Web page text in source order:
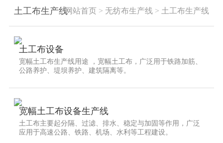
土工布生产线网站首页 > 无纺布生产线 > 土工布生产线
土工布设备
宽幅土工布生产线用途 ，宽幅土工布，广泛用于铁路加筋、
公路养护、堤坝养护、建筑隔离等。
宽幅土工布设备生产线
土工布主要起分隔、过滤、排水、稳定与加固等作用，广泛
应用于高速公路、铁路、机场、水利等工程建设。